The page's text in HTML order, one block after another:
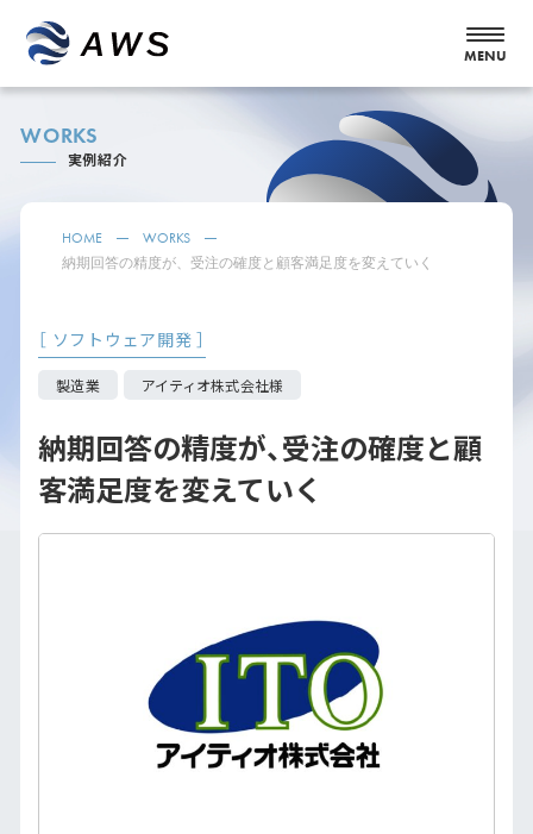
WORKS
実例紹介
HOME
WORKS
納期回答の精度が、受注の確度と顧客満足度を変えていく
［ ソフトウェア開発 ］
製造業 アイティオ株式会社様
納期回答の精度が、受注の確度と顧
客満足度を変えていく